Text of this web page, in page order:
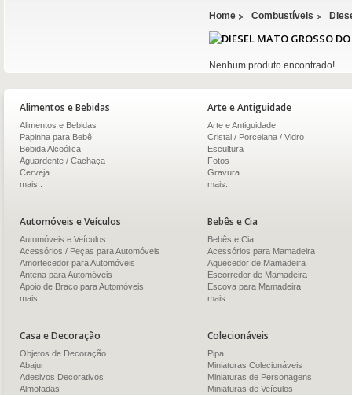
Home Combustíveis
Nenhum produto encontrado!
Alimentos e Bebidas
Alimentos e Bebidas
Papinha para Bebê
Bebida Alcoólica
Aguardente / Cachaça
Cerveja
mais..
Arte e Antiguidade
Arte e Antiguidade
Cristal / Porcelana / Vidro
Escultura
Fotos
Gravura
mais..
Automóveis e Veículos
Automóveis e Veículos
Acessórios / Peças para Automóveis
Amortecedor para Automóveis
Antena para Automóveis
Apoio de Braço para Automóveis
mais..
Bebês e Cia
Bebês e Cia
Acessórios para Mamadeira
Aquecedor de Mamadeira
Escorredor de Mamadeira
Escova para Mamadeira
mais..
Casa e Decoração
Objetos de Decoração
Abajur
Adesivos Decorativos
Almofadas
Colecionáveis
Pipa
Miniaturas Colecionáveis
Miniaturas de Personagens
Miniaturas de Veículos